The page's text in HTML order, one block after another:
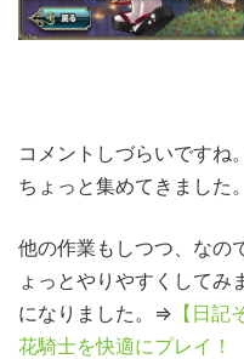
コメントしづらいですね
ちょっと集めてきました。
他の作業もしつつ、なの
ょっとやりやすくしてみ
になりました。⇒ 【日
花騎士を快適にプレイ！